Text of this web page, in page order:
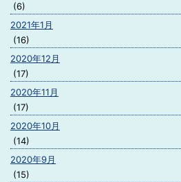
(6)
2021年1月
(16)
2020年12月
(17)
2020年11月
(17)
2020年10月
(14)
2020年9月
(15)